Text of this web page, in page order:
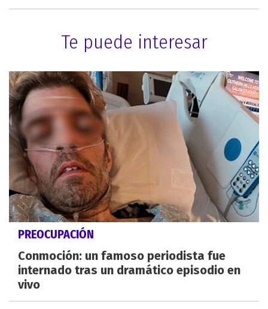
Te puede interesar
PREOCUPACIÓN
Conmoción: un famoso periodista fue
internado tras un dramático episodio en
vivo